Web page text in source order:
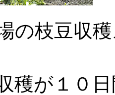
の枝豆収
穫が１０